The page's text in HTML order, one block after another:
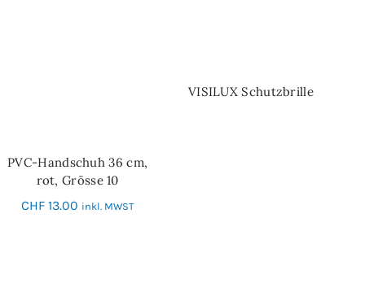
IN DEN WARENKORB
PVC-Handschuh 36 cm,
rot, Grösse 10
CHF 13.00 inkl. MWST
WEITERLESEN
VISILUX Schutzbrille